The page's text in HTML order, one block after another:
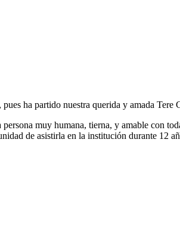
ha partido nuestra querida y amada Tere
muy humana, tierna, y amable con
de asistirla en la institución durante 12